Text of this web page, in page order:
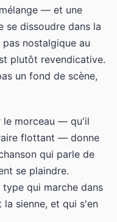
— et une
se dissoudre dans la
nostalgique au
plutôt revendicative.
un fond de scène,
le morceau — qu'il
flottant — donne
qui parle de
se plaindre.
qui marche dans
sienne, et qui s'en